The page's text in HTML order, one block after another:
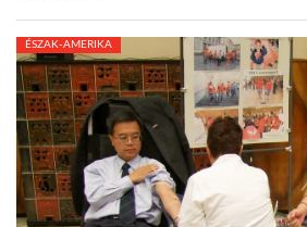
ÉSZAK-AMERIKA